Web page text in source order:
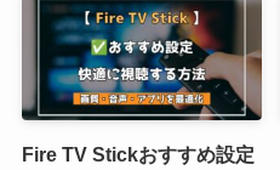
Fire TV Stickおすすめ設定